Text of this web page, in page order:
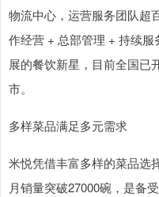
物流中心，运营服务团队超
作经营 + 总部管理 + 持续
展的餐饮新星，目前全国已
市。
多样菜品满足多元需求
米悦凭借丰富多样的菜品选
月销量突破27000碗，是备